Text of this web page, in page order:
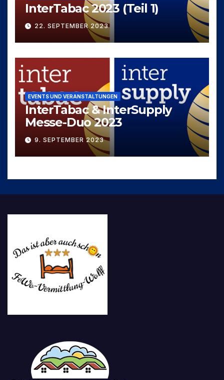
InterTabac 2023 (Teil 1)
22. SEPTEMBER 2023
EVENTS UND VERANSTALTUNGEN
InterTabac & InterSupply
Messe-Duo 2023
9. SEPTEMBER 2023